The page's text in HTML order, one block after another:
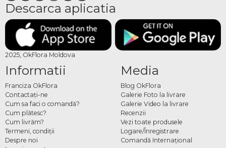
Descarca aplicatia
2025, OkFlora Moldova
Informatii
Franciza OkFlora
Contactaţi-ne
Cum sa faci o comandă?
Cum plătesc?
Cum livrăm?
Termeni, condiţii
Despre noi
Media
Blog OkFlora
Galerie Foto la livrare
Galerie Video la livrare
Recenzii
Vezi toate produsele
Logare/Înregistrare
Comandă Internațional